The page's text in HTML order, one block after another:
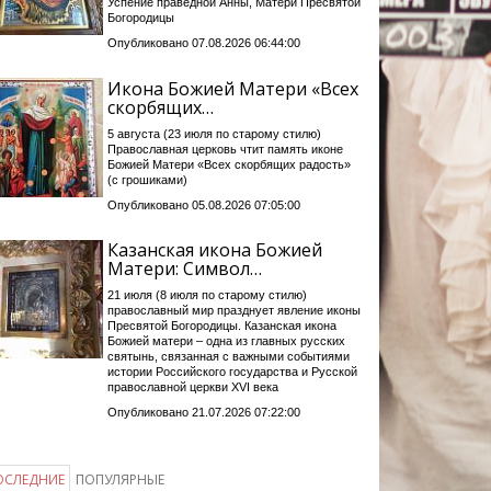
Богородицы
Опубликовано 07.08.2026 06:44:00
Икона Божией Матери «Всех
скорбящих…
5 августа (23 июля по старому стилю)
Православная церковь чтит память иконе
Божией Матери «Всех скорбящих радость»
(с грошиками)
Опубликовано 05.08.2026 07:05:00
Казанская икона Божией
Матери: Символ…
21 июля (8 июля по старому стилю)
православный мир празднует явление иконы
Пресвятой Богородицы. Казанская икона
Божией матери – одна из главных русских
святынь, связанная с важными событиями
истории Российского государства и Русской
православной церкви XVI века
Опубликовано 21.07.2026 07:22:00
ПОПУЛЯРНЫЕ